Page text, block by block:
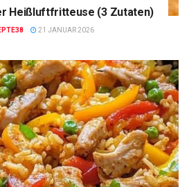
Heißluftfritteuse (3 Zutaten)
21 JANUAR 2026